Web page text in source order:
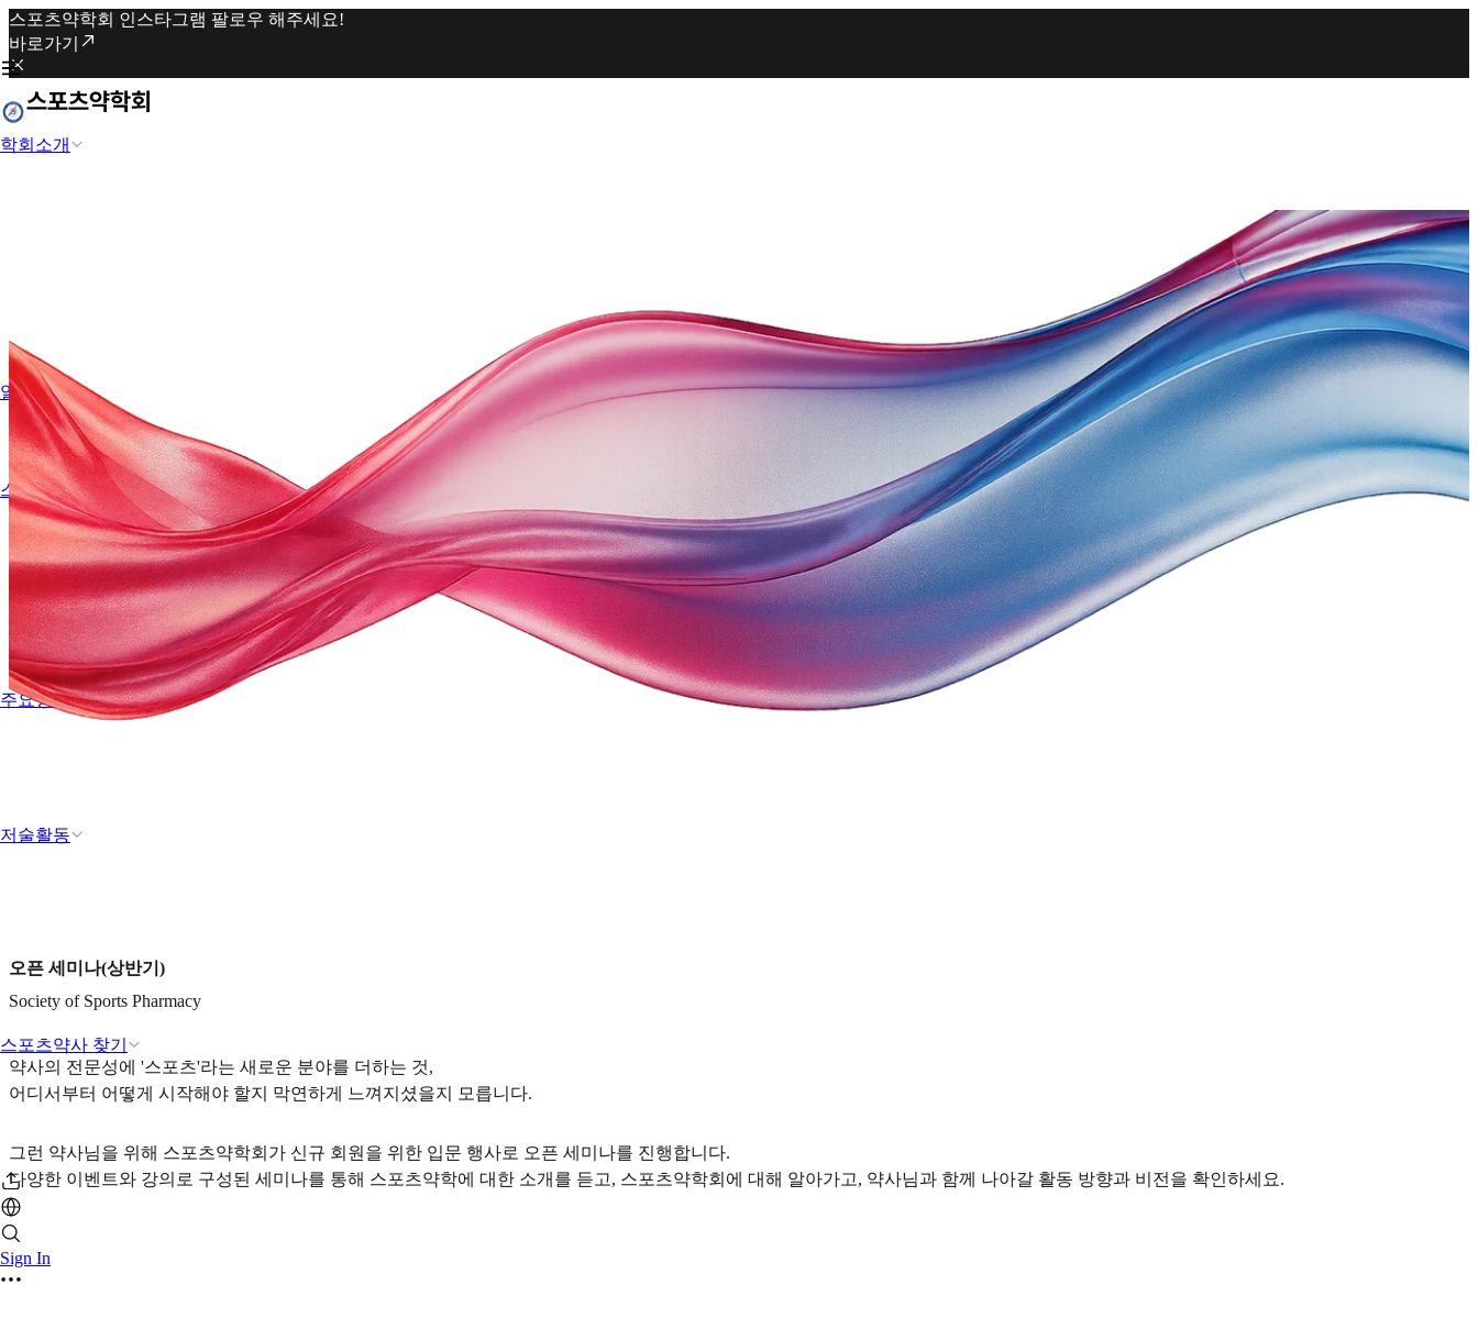
스포츠약학회 인스타그램 팔로우 해주세요!
바로가기
학회소개
알립니다
스포츠약학과 도핑
주요행사
저술활동
스포츠약사 찾기
Sign In
오픈 세미나(상반기)
Society of Sports Pharmacy
약사의 전문성에 '스포츠'라는 새로운 분야를 더하는 것,
어디서부터 어떻게 시작해야 할지 막연하게 느껴지셨을지 모릅니다.
그런 약사님을 위해 스포츠약학회가 신규 회원을 위한 입문 행사로 오픈 세미나를 진행합니다.
다양한 이벤트와 강의로 구성된 세미나를 통해 스포츠약학에 대한 소개를 듣고, 스포츠약학회에 대해 알아가고, 약사님과 함께 나아갈 활동 방향과 비전을 확인하세요.